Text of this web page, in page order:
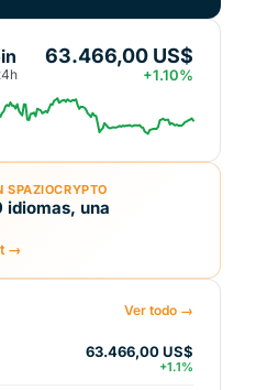
63.466,00 US$
+1.10%
SPAZIOCRYPTO
idiomas, una
→
Ver todo →
63.466,00 US$
+1.1%